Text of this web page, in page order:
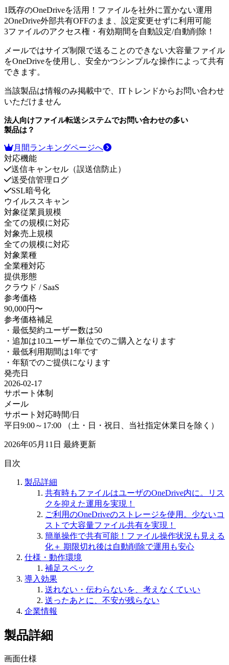
1 既存のOneDriveを活用！ファイルを社外に置かない運用
2OneDrive外部共有OFFのまま、設定変更せずに利用可能
3ファイルのアクセス権・有効期間を自動設定/自動削除！
メールではサイズ制限で送ることのできない大容量ファイル
をOneDriveを使用し、安全かつシンプルな操作によって共有
できます。
当該製品は情報のみ掲載中で、ITトレンドからお問い合わせ
いただけません
法人向けファイル転送システムでお問い合わせの多い
製品は？
月間ランキングページへ
対応機能
送信キャンセル（誤送信防止）
送受信管理ログ
SSL暗号化
ウイルススキャン
対象従業員規模
全ての規模に対応
対象売上規模
全ての規模に対応
対象業種
全業種対応
提供形態
クラウド / SaaS
参考価格
90,000円〜
参考価格補足
・最低契約ユーザー数は50
・追加は10ユーザー単位でのご購入となります
・最低利用期間は1年です
・年額でのご提供になります
発売日
2026-02-17
サポート体制
メール
サポート対応時間/日
平日9:00～17:00 （土・日・祝日、当社指定休業日を除く）
2026年05月11日 最終更新
目次
製品詳細
共有時もファイルはユーザのOneDrive内に。リス
クを抑えた運用を実現！
ご利用のOneDriveのストレージを使用。少ないコ
ストで大容量ファイル共有を実現！
簡単操作で共有可能！ファイル操作状況も見える
化＋ 期限切れ後は自動削除で運用も安心
仕様・動作環境
補足スペック
導入効果
送れない・伝わらないを、考えなくていい
送ったあとに、不安が残らない
企業情報
製品詳細
画面仕様